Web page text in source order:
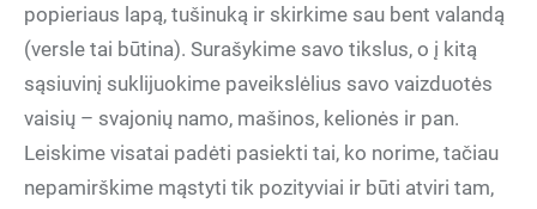
popieriaus lapą, tušinuką ir skirkime sau bent valandą
(versle tai būtina). Surašykime savo tikslus, o į kitą
sąsiuvinį suklijuokime paveikslėlius savo vaizduotės
vaisių – svajonių namo, mašinos, kelionės ir pan.
Leiskime visatai padėti pasiekti tai, ko norime, tačiau
nepamirškime mąstyti tik pozityviai ir būti atviri tam,